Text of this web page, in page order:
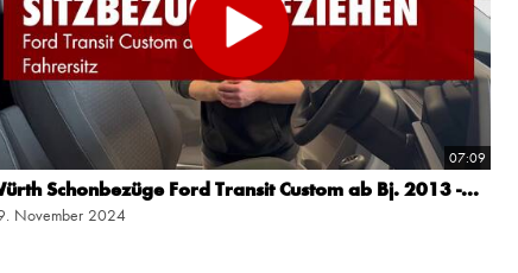
07:09
Schonbezüge Ford Transit Custom ab Bj. 2013 -...
November 2024